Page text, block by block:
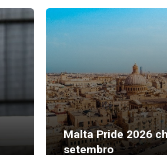
Malta Pride 2026
setembro